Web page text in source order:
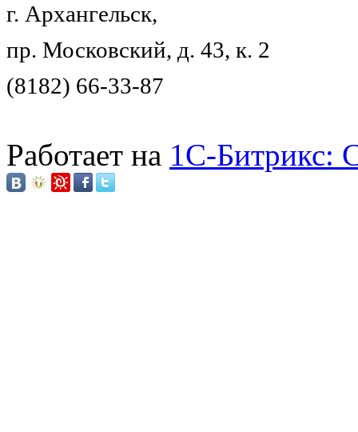
г. Архангельск,
пр. Московский, д. 43, к. 2
(8182) 66-33-87
Работает на 1C-Битрикс: